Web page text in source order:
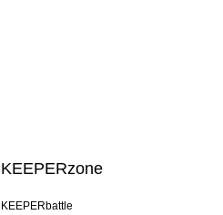
KEEPERzone
KEEPERbattle